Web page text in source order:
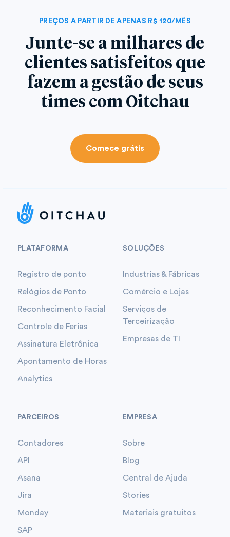
PREÇOS A PARTIR DE APENAS R$ 120/MÊS
Junte-se a milhares de
clientes satisfeitos que
fazem a gestão de seus
times com Oitchau
Comece grátis
PLATAFORMA
Registro de ponto
Relógios de Ponto
Reconhecimento Facial
Controle de Ferias
Assinatura Eletrônica
Apontamento de Horas
Analytics
SOLUÇÕES
Industrias & Fábricas
Comércio e Lojas
Serviços de
Terceirização
Empresas de TI
PARCEIROS
Contadores
API
Asana
Jira
Monday
SAP
EMPRESA
Sobre
Blog
Central de Ajuda
Stories
Materiais gratuitos